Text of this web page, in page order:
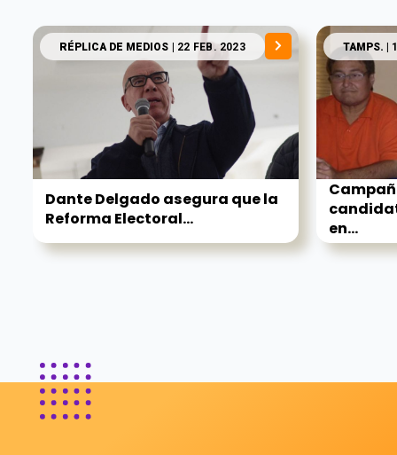
RÉPLICA DE MEDIOS | 22 FEB. 2023
Dante Delgado asegura que la
Reforma Electoral...
TAMPS. |
en...